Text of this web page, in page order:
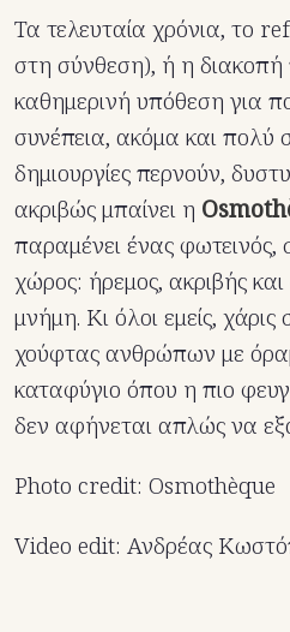
Τα τελευταία χρόνια, το
στη σύνθεση), ή η
καθημερινή υπόθεση για
συνέπεια, ακόμα και πολύ
δημιουργίες περνούν,
ακριβώς μπαίνει η
παραμένει ένας φωτεινός,
χώρος: ήρεμος, ακριβής
μνήμη. Κι όλοι εμείς,
χούφτας ανθρώπων με
καταφύγιο όπου η πιο
δεν αφήνεται απλώς να
Photo credit: Osmothèque
Video edit: Ανδρέας